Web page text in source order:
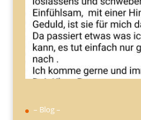
– Blog –